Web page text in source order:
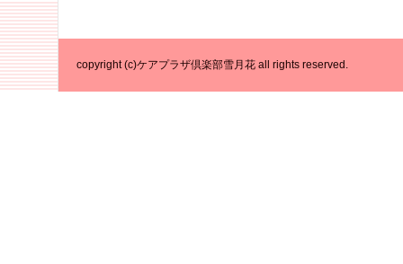
copyright (c)ケアプラザ倶楽部雪月花 all rights reserved.